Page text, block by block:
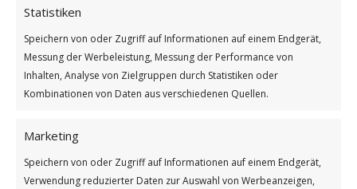
Statistiken
Speichern von oder Zugriff auf Informationen auf einem Endgerät,
Messung der Werbeleistung, Messung der Performance von
Inhalten, Analyse von Zielgruppen durch Statistiken oder
Kombinationen von Daten aus verschiedenen Quellen.
Marketing
Speichern von oder Zugriff auf Informationen auf einem Endgerät,
Verwendung reduzierter Daten zur Auswahl von Werbeanzeigen,
Hippie Gnome – Frauen-Hoodie 02